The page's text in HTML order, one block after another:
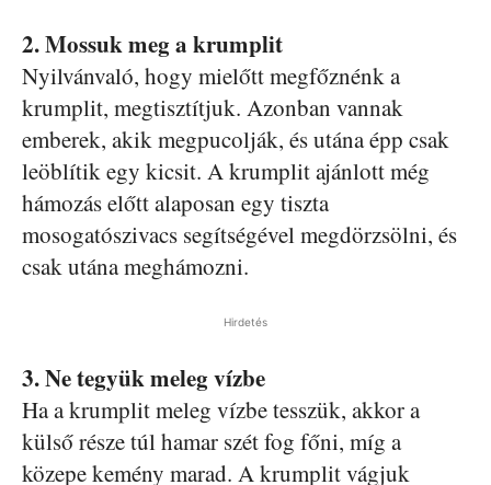
2. Mossuk meg a krumplit
Nyilvánvaló, hogy mielőtt megfőznénk a
krumplit, megtisztítjuk. Azonban vannak
emberek, akik megpucolják, és utána épp csak
leöblítik egy kicsit. A krumplit ajánlott még
hámozás előtt alaposan egy tiszta
mosogatószivacs segítségével megdörzsölni, és
csak utána meghámozni.
Hirdetés
3. Ne tegyük meleg vízbe
Ha a krumplit meleg vízbe tesszük, akkor a
külső része túl hamar szét fog főni, míg a
közepe kemény marad. A krumplit vágjuk